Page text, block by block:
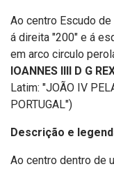
Ao centro Escudo
á direita "200" e á
em arco circulo
IOANNES IIII D G
Latim: "JOÃO IV
PORTUGAL")
Descrição e
Ao centro dentro de